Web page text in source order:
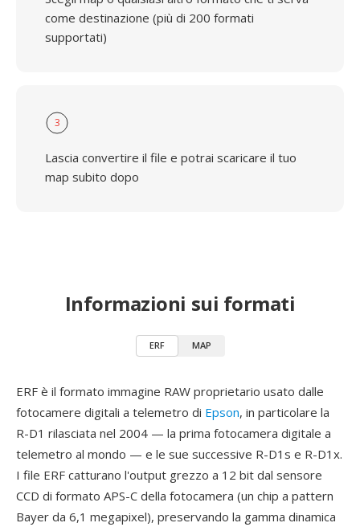
come destinazione (più di 200 formati
supportati)
3
Lascia convertire il file e potrai scaricare il tuo
map subito dopo
Informazioni sui formati
ERF MAP
ERF è il formato immagine RAW proprietario usato dalle
fotocamere digitali a telemetro di Epson, in particolare la
R-D1 rilasciata nel 2004 — la prima fotocamera digitale a
telemetro al mondo — e le sue successive R-D1s e R-D1x.
I file ERF catturano l'output grezzo a 12 bit dal sensore
CCD di formato APS-C della fotocamera (un chip a pattern
Bayer da 6,1 megapixel), preservando la gamma dinamica